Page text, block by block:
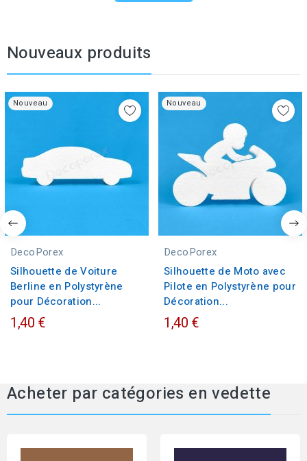
Nouveaux produits
Nouveau
DecoPorex
Silhouette de Voiture
Berline en Polystyrène
pour Décoration...
1,40 €
Nouveau
DecoPorex
Silhouette de Moto avec
Pilote en Polystyrène pour
Décoration...
1,40 €
Acheter par catégories en vedette